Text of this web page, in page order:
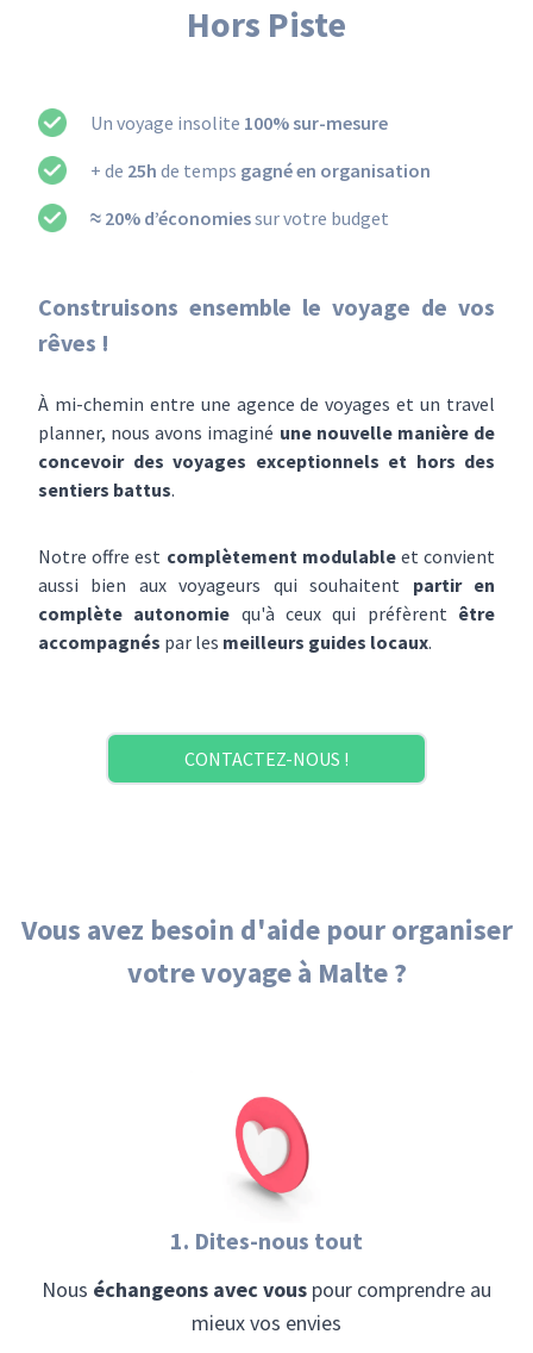
Hors Piste
Un voyage insolite 100% sur-mesure
+ de 25h de temps gagné en organisation
≈ 20% d’économiessur votre budget
Construisons ensemble le voyage de vos
rêves !
À mi-chemin entre une agence de voyages et un travel
planner, nous avons imaginé une nouvelle manière de
concevoir des voyages exceptionnels et hors des
sentiers battus.
Notre offre est complètement modulableet convient
aussi bien aux voyageurs qui souhaitent
partir en
complète autonomie qu'à ceux qui préfèrent être
accompagnés par les meilleurs guides locaux.
CONTACTEZ-NOUS !
Vous avez besoin d'aide pour organiser
votre voyageà Malte?
1. Dites-nous tout
Nous échangeons avec vous pour comprendre au
mieux vos envies